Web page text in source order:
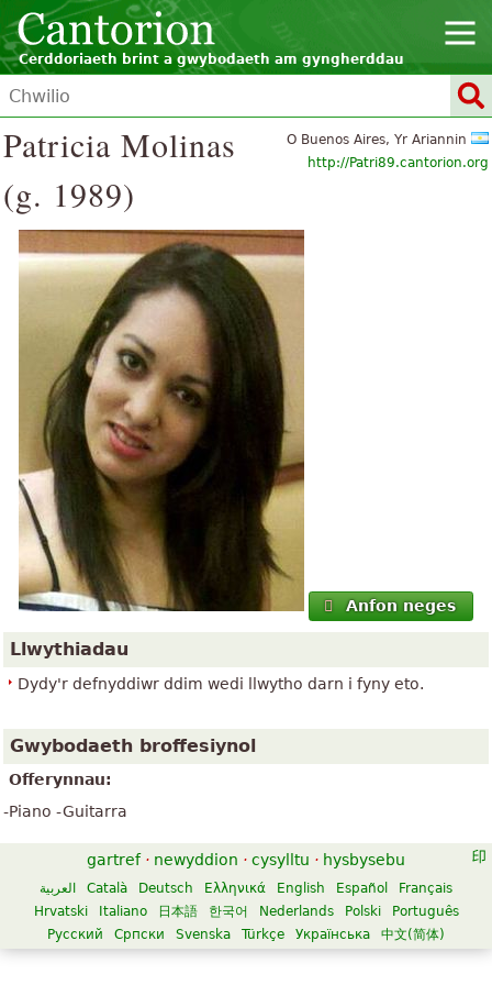
Cerddoriaeth brint a gwybodaeth am gyngherddau
O Buenos Aires, Yr Ariannin
http://Patri89.cantorion.org
Patricia Molinas
(g. 1989)
Anfon neges
Llwythiadau
Dydy'r defnyddiwr ddim wedi llwytho darn i fyny eto.
Gwybodaeth broffesiynol
Offerynnau:
-Piano -Guitarra
gartref · newyddion · cysylltu · hysbysebu
العربية Català Deutsch Ελληνικά English Español
Français
Hrvatski
Italiano 日本語 한국어 Nederlands Polski
Português
Русский
Српски Svenska Türkçe Українська 中文(简体)